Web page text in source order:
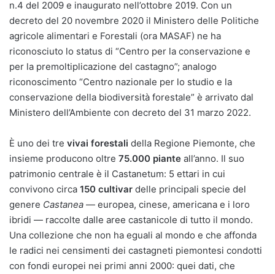
n.4 del 2009 e inaugurato nell’ottobre 2019. Con un
decreto del 20 novembre 2020 il Ministero delle Politiche
agricole alimentari e Forestali (ora MASAF) ne ha
riconosciuto lo status di “Centro per la conservazione e
per la premoltiplicazione del castagno”; analogo
riconoscimento “Centro nazionale per lo studio e la
conservazione della biodiversità forestale” è arrivato dal
Ministero dell’Ambiente con decreto del 31 marzo 2022.
È uno dei tre vivai forestali della Regione Piemonte, che
insieme producono oltre 75.000 piante all’anno. Il suo
patrimonio centrale è il Castanetum: 5 ettari in cui
convivono circa 150 cultivar delle principali specie del
genere Castanea — europea, cinese, americana e i loro
ibridi — raccolte dalle aree castanicole di tutto il mondo.
Una collezione che non ha eguali al mondo e che affonda
le radici nei censimenti dei castagneti piemontesi condotti
con fondi europei nei primi anni 2000: quei dati, che